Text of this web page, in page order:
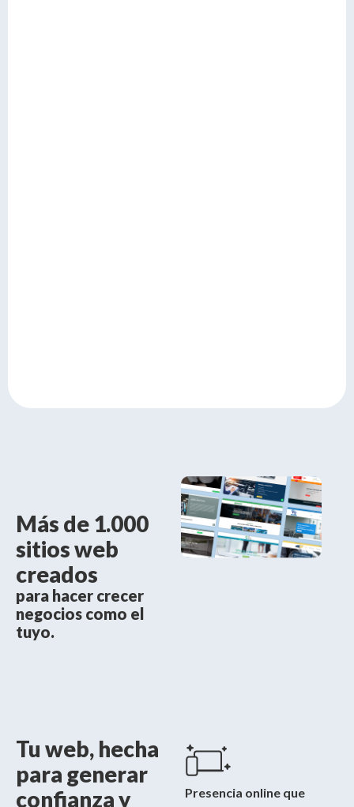
Más de 1.000
sitios web
creados
para hacer crecer
negocios como el
tuyo.
Tu web, hecha
para generar
confianza y
Presencia online que